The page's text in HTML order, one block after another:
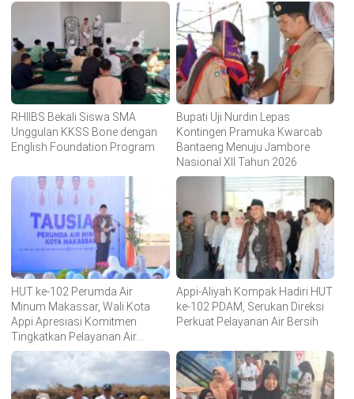
RHIIBS Bekali Siswa SMA
Unggulan KKSS Bone dengan
English Foundation Program
Bupati Uji Nurdin Lepas
Kontingen Pramuka Kwarcab
Bantaeng Menuju Jambore
Nasional XII Tahun 2026
HUT ke-102 Perumda Air
Minum Makassar, Wali Kota
Appi Apresiasi Komitmen
Tingkatkan Pelayanan Air
Bersih
Appi-Aliyah Kompak Hadiri HUT
ke-102 PDAM, Serukan Direksi
Perkuat Pelayanan Air Bersih